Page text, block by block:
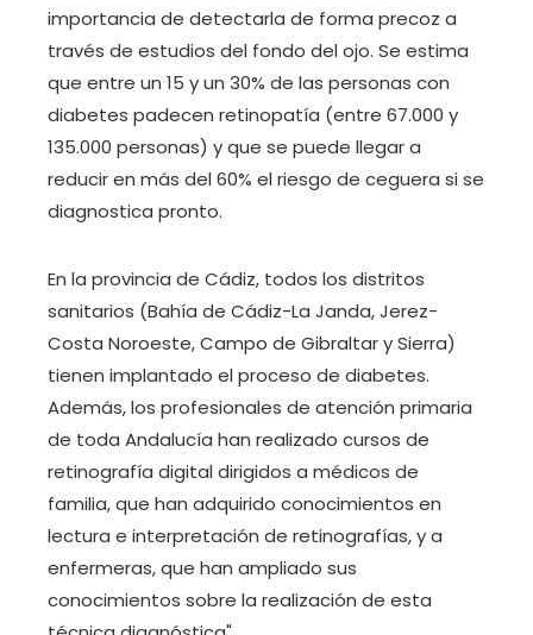
importancia de detectarla de forma precoz a
través de estudios del fondo del ojo. Se estima
que entre un 15 y un 30% de las personas con
diabetes padecen retinopatía (entre 67.000 y
135.000 personas) y que se puede llegar a
reducir en más del 60% el riesgo de ceguera si se
diagnostica pronto.
En la provincia de Cádiz, todos los distritos
sanitarios (Bahía de Cádiz-La Janda, Jerez-
Costa Noroeste, Campo de Gibraltar y Sierra)
tienen implantado el proceso de diabetes.
Además, los profesionales de atención primaria
de toda Andalucía han realizado cursos de
retinografía digital dirigidos a médicos de
familia, que han adquirido conocimientos en
lectura e interpretación de retinografías, y a
enfermeras, que han ampliado sus
conocimientos sobre la realización de esta